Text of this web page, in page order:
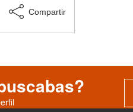
a
con autonomía
del sector y
Compartir